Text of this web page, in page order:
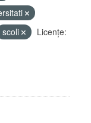
scoli
Licenţe: